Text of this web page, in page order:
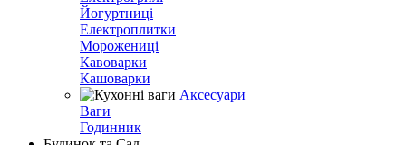
Йогуртниці
Електроплитки
Морожениці
Кавоварки
Кашоварки
Аксесуари
Ваги
Годинник